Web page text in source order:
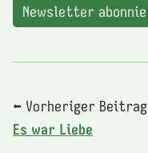
Newsletter
⬅ Vorheriger Beitrag
Es war Liebe